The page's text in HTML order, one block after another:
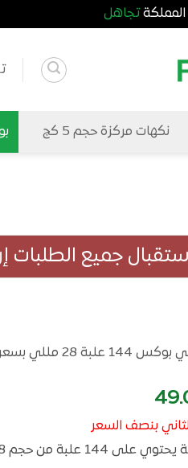
تجاهل
نكهات مركزة حجم 5 كج
جميع الطلبات
بسعر مخفض
السعر
الحالي
هو:
ر.س49.00.
بنصف السعر
حجم 28 مللي بسعر مخفض